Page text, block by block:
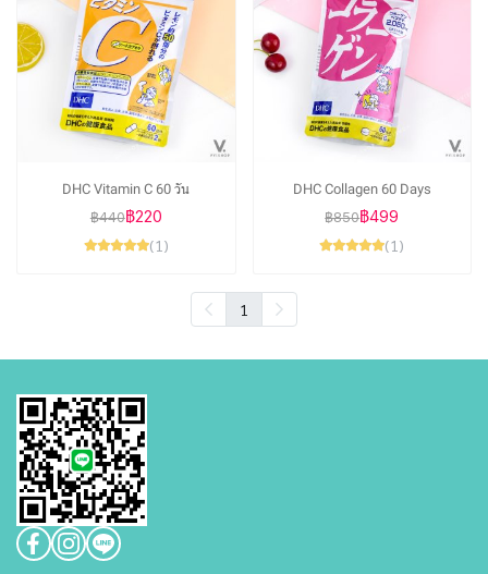
DHC Vitamin C 60 วัน
฿440฿220
(1)
DHC Collagen 60 Days
฿850฿499
(1)
1